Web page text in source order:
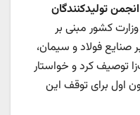
تولیدکنندگان
کشور مبنی بر
برق بر صنایع فولاد و سیمان،
توصیف کرد و خواستار
اول برای توقف این